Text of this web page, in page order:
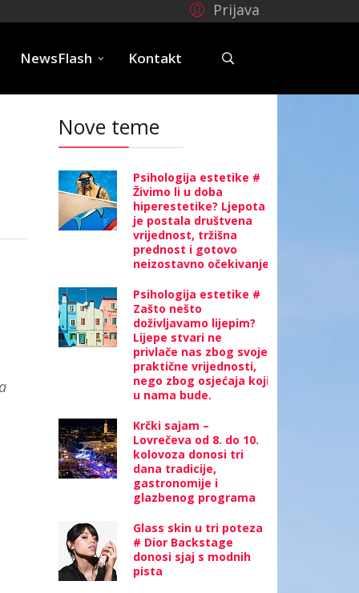
Prijava
NewsFlash Kontakt
Nove teme
Psihologija estetike #
Živimo li u doba
hiperestetike? Ljepota
je postala društvena
vrijednost, tržišna
prednost i gotovo
neizostavno očekivanje
Psihologija estetike #
Zašto nešto
doživljavamo lijepim?
Lijepe stvari ne
privlače nas zbog svoje
praktične vrijednosti,
nego zbog osjećaja koji
u nama bude.
Krčki sajam –
Lovrečeva od 8. do 10.
kolovoza donosi tri
dana tradicije,
gastronomije i
glazbenog programa
Glass skin u tri poteza
# Dior Backstage
donosi sjaj s modnih
pista